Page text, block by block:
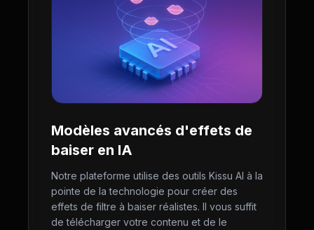
Modèles avancés d'effets de
baiser en IA
Notre plateforme utilise des outils Kissu AI à la
pointe de la technologie pour créer des
effets de filtre à baiser réalistes. Il vous suffit
de télécharger votre contenu et de le